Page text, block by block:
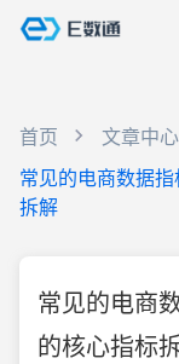
首页
文章中心
常见的电商数据
拆解
常见的电商
的核心指标